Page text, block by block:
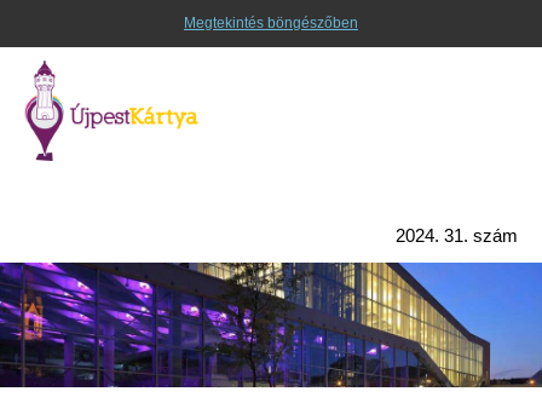
Megtekintés böngészőben
2024. 31. szám